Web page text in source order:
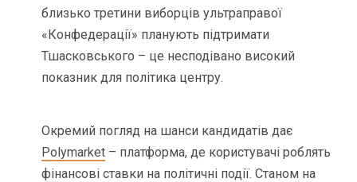
близько третини виборців ультраправої
«Конфедерації» планують підтримати
Тшасковського – це несподівано високий
показник для політика центру.
Окремий погляд на шанси кандидатів дає
Polymarket – платформа, де користувачі роблять
фінансові ставки на політичні події. Станом на